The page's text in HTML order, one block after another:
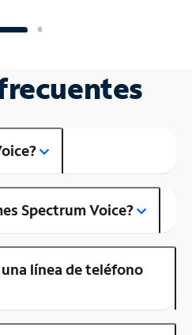
Spectrum Voice?
línea de teléfono